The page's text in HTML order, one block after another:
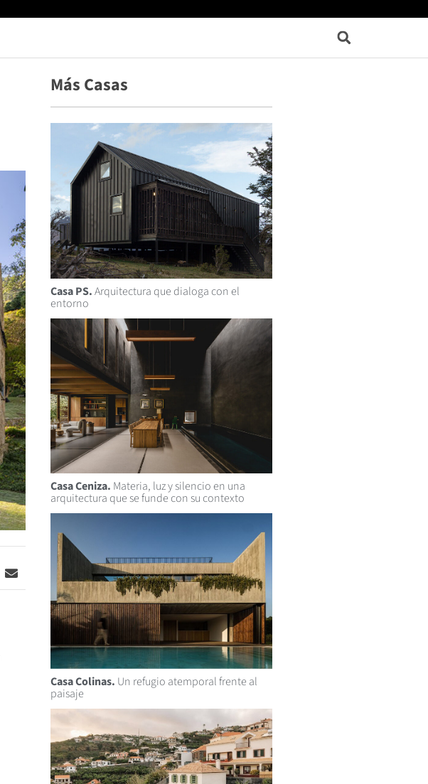
Más Casas
Casa PS.Arquitectura que dialoga con el
entorno
Casa Ceniza. Materia, luz y silencio en una
arquitectura que se funde con su contexto
Casa Colinas. Un refugio atemporal frente al
paisaje